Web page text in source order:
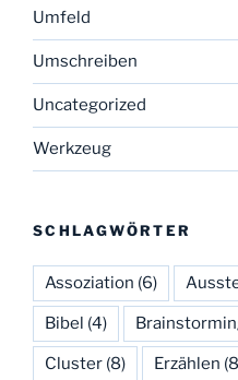
Umfeld
Umschreiben
Uncategorized
Werkzeug
SCHLAGWÖRTER
Assoziation (6)
Bibel (4)
Cluster (8) Erzählen